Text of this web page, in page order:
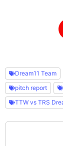
Dream11 Team
pitch report
TTW vs TRS